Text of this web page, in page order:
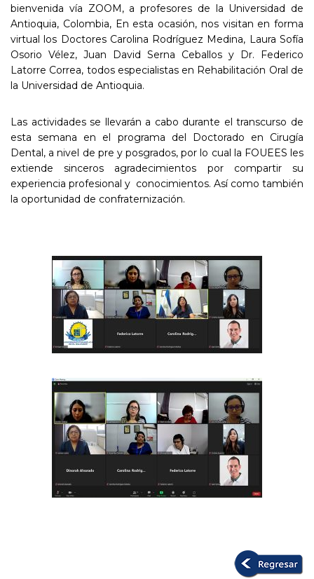
bienvenida vía ZOOM, a profesores de la Universidad de
Antioquia, Colombia, En esta ocasión, nos visitan en forma
virtual los Doctores Carolina Rodríguez Medina, Laura Sofía
Osorio Vélez, Juan David Serna Ceballos y Dr. Federico
Latorre Correa, todos especialistas en Rehabilitación Oral de
la Universidad de Antioquia.
Las actividades se llevarán a cabo durante el transcurso de
esta semana en el programa del Doctorado en Cirugía
Dental, a nivel de pre y posgrados, por lo cual la FOUEES les
extiende sinceros agradecimientos por compartir su
experiencia profesional y conocimientos. Así como también
la oportunidad de confraternización.